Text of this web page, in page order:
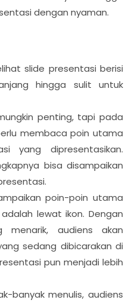
dengan nyaman.
slide presentasi berisi
hingga sulit untuk
penting, tapi pada
membaca poin utama
yang dipresentasikan.
bisa disampaikan
poin-poin utama
lewat ikon. Dengan
menarik, audiens akan
sedang dibicarakan di
pun menjadi lebih
banyak menulis, audiens